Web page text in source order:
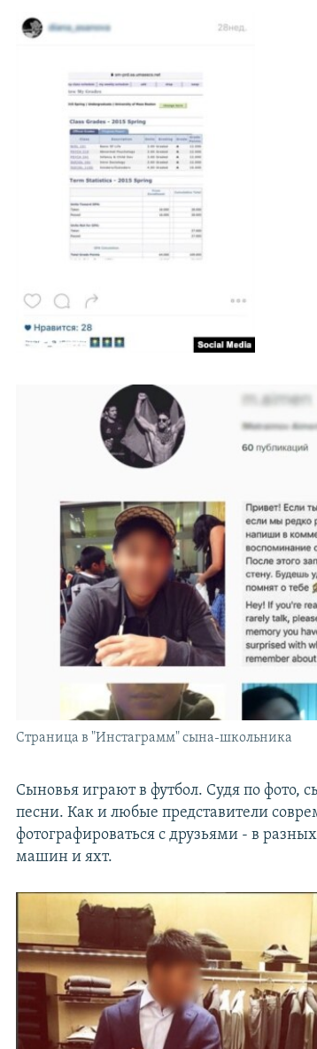
Страница в "Инстаграмм" сына-школьника
Сыновья играют в футбол. Судя по фото,
песни. Как и любые представители
фотографироваться с друзьями - в
машин и яхт.